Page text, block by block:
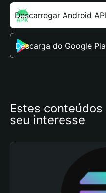
Descarregar Android
Descarga do Google
Estes
seu interesse